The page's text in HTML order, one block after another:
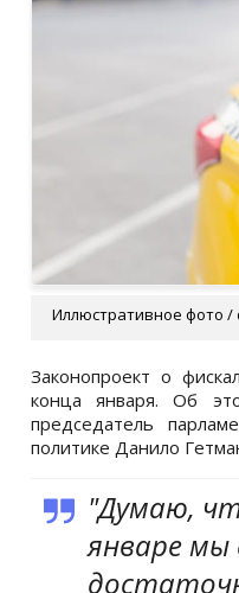
Иллюстративное фото /
Законопроект о
конца января. Об
председатель
политике Данило
"Думаю,
январе мы